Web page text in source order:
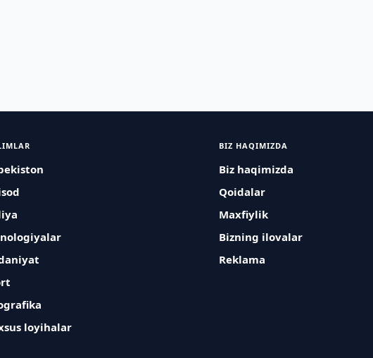
loyihalar
BIZ HAQIMIZDA
Biz haqimizda
Qoidalar
Maxfiylik
Bizning ilovalar
Reklama